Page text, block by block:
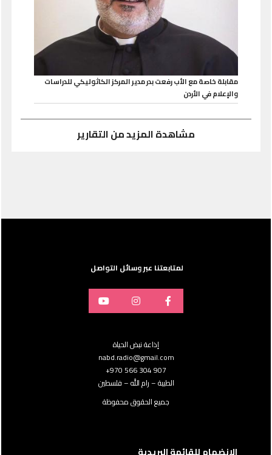
مقابلة خاصة مع الأب رفعت بدر مدير المركز الكاثوليكي للدراسات
والإعلام في الأردن
مشاهدة المزيد من التقارير
لمتابعتنا عبر وسائل التواصل
إذاعة نبض الحياة
nabd.radio@gmail.com
907 304 566 970+
الطيبة – رام الله – فلسطين
جميع الحقوق محفوظة